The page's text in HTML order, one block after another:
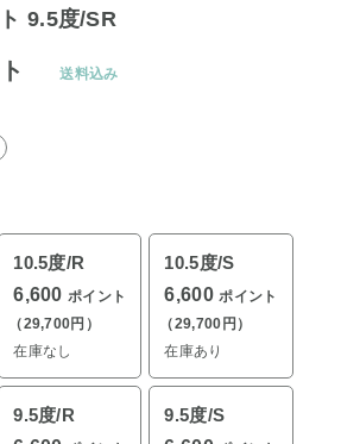
9.5度/SR
送料込み
10.5度/R
6,600 ポイント
（29,700円）
在庫なし
10.5度/S
6,600 ポイント
（29,700円）
在庫あり
9.5度/R
9.5度/S